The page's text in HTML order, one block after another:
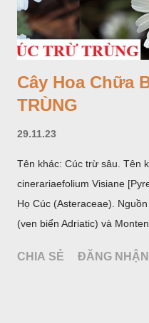
Cây Hoa Chữa
TRÙNG
29.11.23
Tên khác: Cúc trừ sâu. Tên
cinerariaefolium Visiane
Họ Cúc (Asteraceae).
(ven biển Adriatic) và
trồng để khai thác: Pháp,
CHIA SẺ ĐĂNG